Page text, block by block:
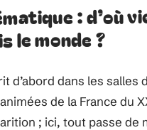
: d’où
le monde ?
d’abord dans les
de la France du
; ici, tout passe de